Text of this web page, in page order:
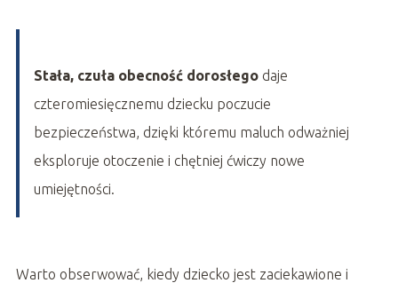
Stała, czuła obecność dorosłegodaje
czteromiesięcznemu dziecku poczucie
bezpieczeństwa, dzięki któremu maluch odważniej
eksploruje otoczenie i chętniej ćwiczy nowe
umiejętności.
Warto obserwować, kiedy dziecko jest zaciekawione i